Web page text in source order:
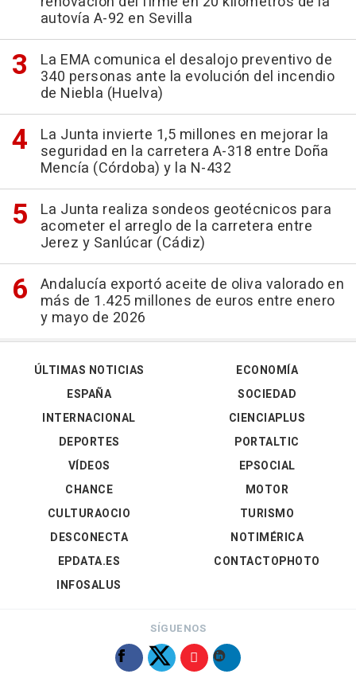
autovía A-92 en Sevilla
La EMA comunica el desalojo preventivo de
340 personas ante la evolución del incendio
de Niebla (Huelva)
La Junta invierte 1,5 millones en mejorar la
seguridad en la carretera A-318 entre Doña
Mencía (Córdoba) y la N-432
La Junta realiza sondeos geotécnicos para
acometer el arreglo de la carretera entre
Jerez y Sanlúcar (Cádiz)
Andalucía exportó aceite de oliva valorado en
más de 1.425 millones de euros entre enero
y mayo de 2026
ÚLTIMAS NOTICIAS
ESPAÑA
INTERNACIONAL
DEPORTES
VÍDEOS
ECONOMÍA
SOCIEDAD
CIENCIAPLUS
PORTALTIC
EPSOCIAL
CHANCE
CULTURAOCIO
DESCONECTA
EPDATA.ES
INFOSALUS
MOTOR
TURISMO
NOTIMÉRICA
CONTACTOPHOTO
SÍGUENOS